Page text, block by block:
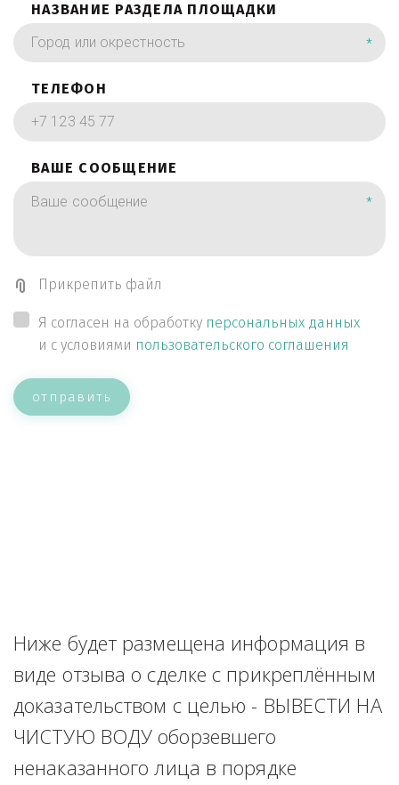
НАЗВАНИЕ РАЗДЕЛА ПЛОЩАДКИ
*
ТЕЛЕФОН
ВАШЕ СООБЩЕНИЕ
*
Прикрепить файл
Я согласен на обработку персональных данных
и с условиями пользовательского соглашения
отправить
Ниже будет размещена информация в
виде отзыва о сделке с прикреплённым
доказательством с целью - ВЫВЕСТИ НА
ЧИСТУЮ ВОДУ оборзевшего
ненаказанного лица в порядке